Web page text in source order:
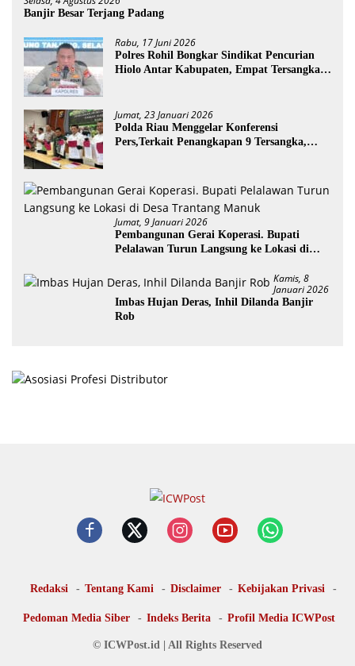
Banjir Besar Terjang Padang
Rabu, 17 Juni 2026
Polres Rohil Bongkar Sindikat Pencurian
Hiolo Antar Kabupaten, Empat Tersangka
Jumat, 23 Januari 2026
Polda Riau Menggelar Konferensi
Pers,Terkait Penangkapan 9 Tersangka,
Jumat, 9 Januari 2026
Pembangunan Gerai Koperasi. Bupati
Pelalawan Turun Langsung ke Lokasi di
Kamis, 8
Januari 2026
Imbas Hujan Deras, Inhil Dilanda Banjir
Rob
Redaksi Tentang Kami Disclaimer Kebijakan Privasi
Pedoman Media Siber Indeks Berita Profil Media ICWPost
© ICWPost.id | All Rights Reserved